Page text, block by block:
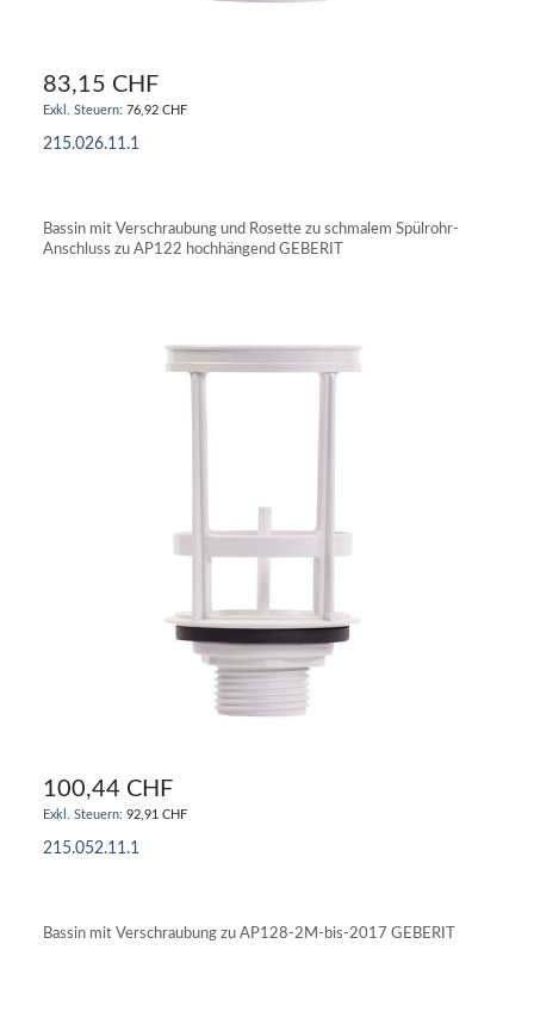
83,15 CHF
76,92 CHF
215.026.11.1
Bassin mit Verschraubung und Rosette zu schmalem Spülrohr-
Anschluss zu AP122 hochhängend GEBERIT
100,44 CHF
92,91 CHF
215.052.11.1
Bassin mit Verschraubung zu AP128-2M-bis-2017 GEBERIT